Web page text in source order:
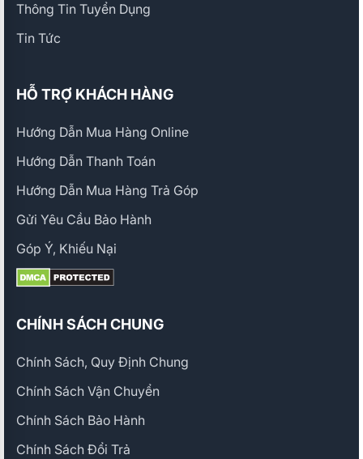
Thông Tin Tuyển Dụng
Tin Tức
HỖ TRỢ KHÁCH HÀNG
Hướng Dẫn Mua Hàng Online
Hướng Dẫn Thanh Toán
Hướng Dẫn Mua Hàng Trả Góp
Gửi Yêu Cầu Bảo Hành
Góp Ý, Khiếu Nại
CHÍNH SÁCH CHUNG
Chính Sách, Quy Định Chung
Chính Sách Vận Chuyển
Chính Sách Bảo Hành
Chính Sách Đổi Trả